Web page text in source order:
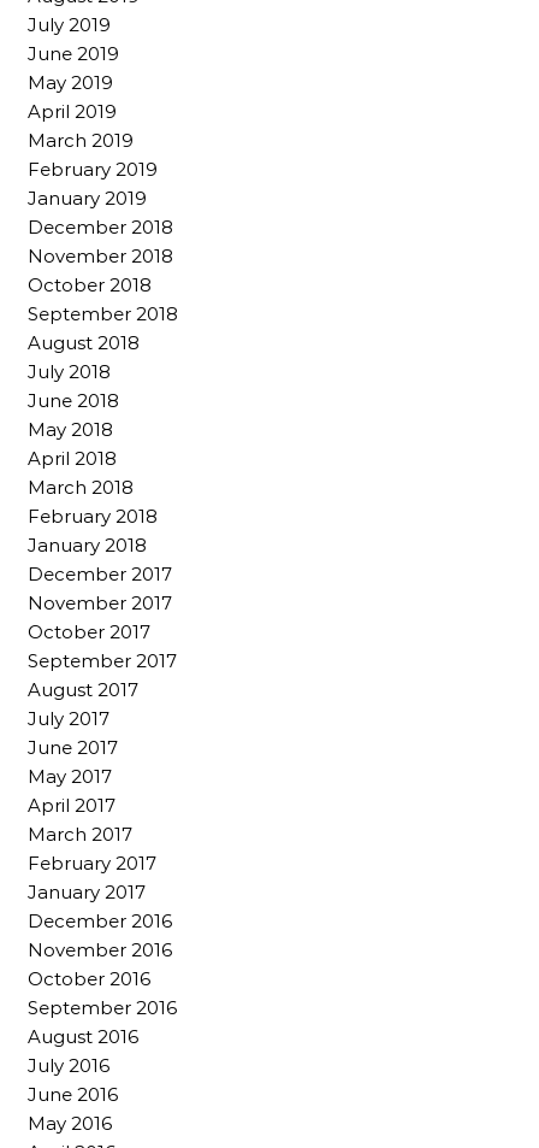
July 2019
June 2019
May 2019
April 2019
March 2019
February 2019
January 2019
December 2018
November 2018
October 2018
September 2018
August 2018
July 2018
June 2018
May 2018
April 2018
March 2018
February 2018
January 2018
December 2017
November 2017
October 2017
September 2017
August 2017
July 2017
June 2017
May 2017
April 2017
March 2017
February 2017
January 2017
December 2016
November 2016
October 2016
September 2016
August 2016
July 2016
June 2016
May 2016